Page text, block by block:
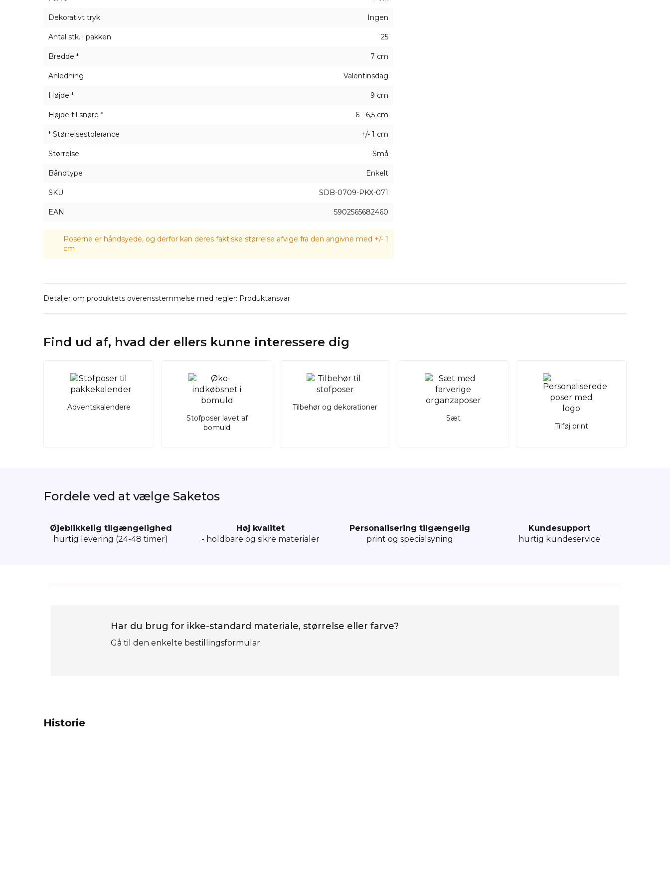
Dekorativt tryk Ingen
Antal stk. i pakken 25
Bredde * 7 cm
Anledning Valentinsdag
Højde * 9 cm
Højde til snøre * 6 - 6,5 cm
* Størrelsestolerance +/- 1 cm
Størrelse Små
Båndtype Enkelt
SKU SDB-0709-PKX-071
EAN 5902565682460
Poserne er håndsyede, og derfor kan deres faktiske størrelse afvige fra den angivne med +/- 1
cm
Detaljer om produktets overensstemmelse med regler: Produktansvar
Find ud af, hvad der ellers kunne interessere dig
Adventskalendere
Stofposer lavet af
bomuld
Tilbehør og dekorationer
Sæt
Tilføj print
Fordele ved at vælge Saketos
Øjeblikkelig tilgængelighed
hurtig levering (24-48 timer)
Høj kvalitet
- holdbare og sikre materialer
Personalisering tilgængelig
print og specialsyning
Kundesupport
hurtig kundeservice
Har du brug for ikke-standard materiale, størrelse eller farve?
Gå til den enkelte bestillingsformular.
Historie